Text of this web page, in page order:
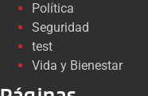
Política
Seguridad
test
Vida y Bienestar